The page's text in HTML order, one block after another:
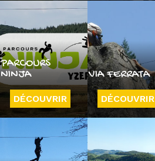
PARCOURS
NINJA
DÉCOUVRIR
VIA FERRATA
DÉCOUVRIR